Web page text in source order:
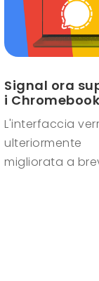
Signal ora
i Chromebook
L'interfaccia
ulteriormente
migliorata a